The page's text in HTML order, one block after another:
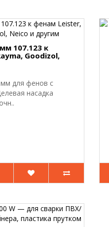
107.123 к
Goodizol,
для фенов с
насадка